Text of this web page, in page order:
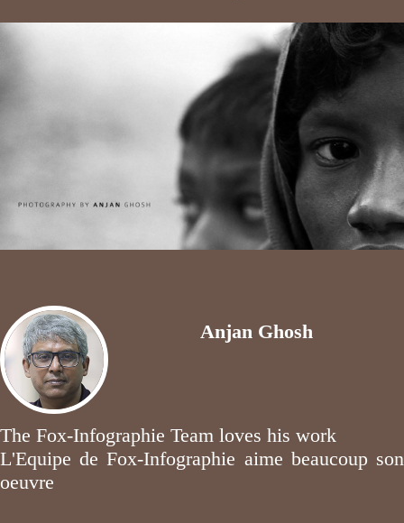
Anjan Ghosh
The Fox-Infographie Team loves his work
L'Equipe de Fox-Infographie aime beaucoup son
oeuvre